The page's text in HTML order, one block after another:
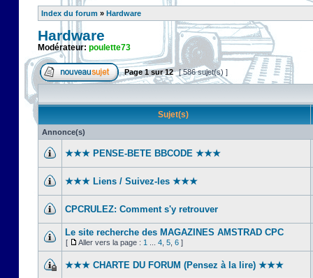
Index du forum » Hardware
Hardware
Modérateur: poulette73
Page1sur12 [ 586 sujet(s) ]
Sujet(s)
Annonce(s)
★★★ PENSE-BETE BBCODE ★★★
★★★ Liens / Suivez-les ★★★
CPCRULEZ: Comment s'y retrouver‎
Le site recherche des MAGAZINES AMSTRAD CPC
[ Aller vers la page : 1 4 5 6 ]
★★★ CHARTE DU FORUM (Pensez à la lire) ★★★